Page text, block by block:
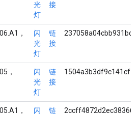
光
灯
接
，
闪
光
灯
链
接
，
闪
光
灯
链
接
，
闪
链